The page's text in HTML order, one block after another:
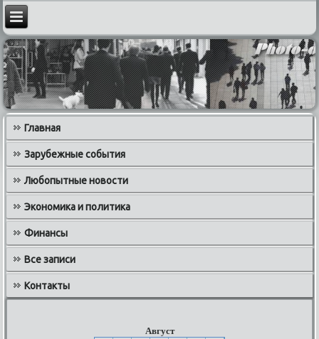
Главная
Зарубежные события
Любопытные новости
Экономика и политика
Финансы
Все записи
Контакты
Август